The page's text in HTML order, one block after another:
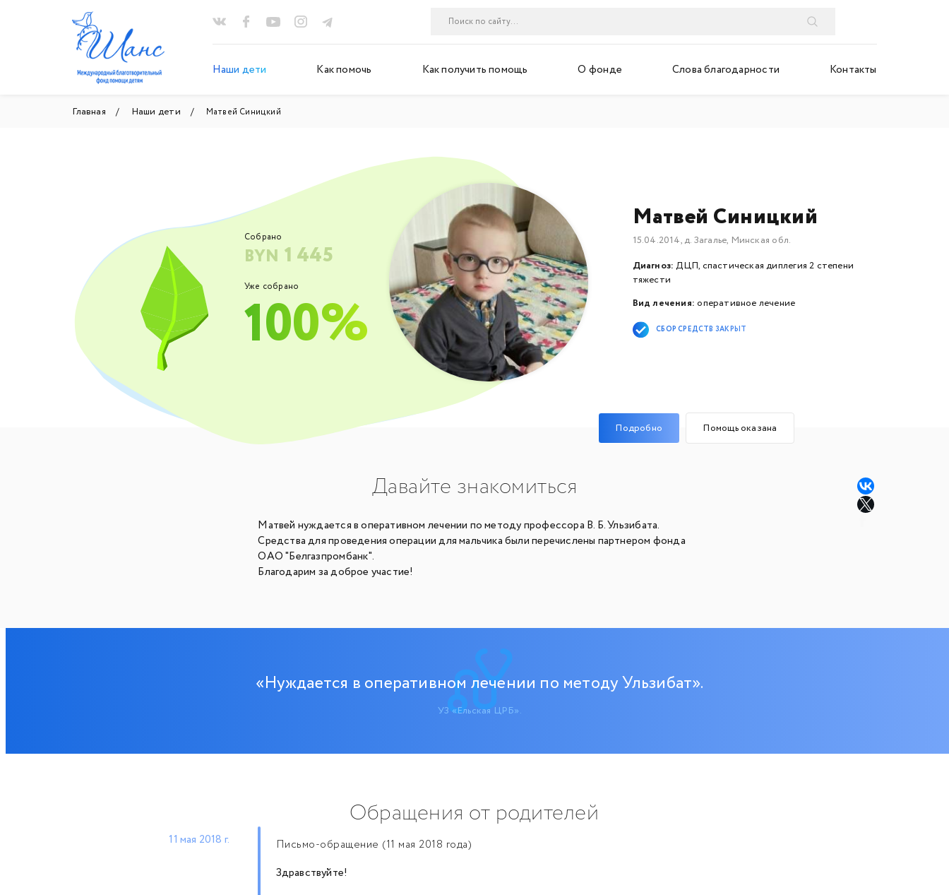
Наши дети Как помочь Как получить помощь О фонде Слова благодарности Контакты
Главная Наши дети Матвей Синицкий
Собрано
BYN 1 445
Уже собрано
100%
Матвей Синицкий
15.04.2014, д. Загалье, Минская обл.
Диагноз: ДЦП, спастическая диплегия 2 степени
тяжести
Вид лечения: оперативное лечение
СБОР СРЕДСТВ ЗАКРЫТ
Подробно Помощь оказана
Давайте знакомиться
Матвей нуждается в оперативном лечении по методу профессора В. Б. Ульзибата.
Средства для проведения операции для мальчика были перечислены партнером фонда
ОАО "Белгазпромбанк".
Благодарим за доброе участие!
«Нуждается в оперативном лечении по методу Ульзибат».
УЗ «Ельская ЦРБ».
Обращения от родителей
11 мая 2018 г.
Письмо-обращение (11 мая 2018 года)
Здравствуйте!